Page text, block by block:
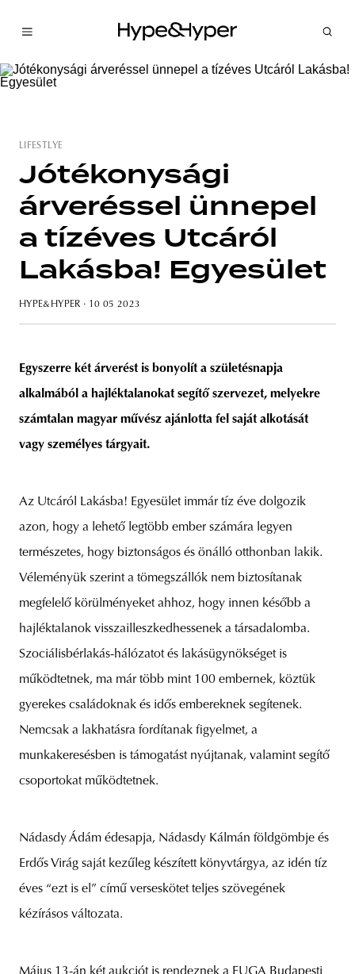
budapest poland
LIFESTLYE
Jótékonysági
árveréssel ünnepel
a tízéves Utcáról
Lakásba! Egyesület
HYPE&HYPER · 10 05 2023
Egyszerre két árverést is bonyolít a születésnapja
alkalmából a hajléktalanokat segítő szervezet, melyekre
számtalan magyar művész ajánlotta fel saját alkotását
vagy személyes tárgyait.
Az Utcáról Lakásba! Egyesület immár tíz éve dolgozik
azon, hogy a lehető legtöbb ember számára legyen
természetes, hogy biztonságos és önálló otthonban lakik.
Véleményük szerint a tömegszállók nem biztosítanak
megfelelő körülményeket ahhoz, hogy innen később a
hajléktalanok visszailleszkedhessenek a társadalomba.
Szociálisbérlakás-hálózatot és lakásügynökséget is
működtetnek, ma már több mint 100 embernek, köztük
gyerekes családoknak és idős embereknek segítenek.
Nemcsak a lakhatásra fordítanak figyelmet, a
munkakeresésben is támogatást nyújtanak, valamint segítő
csoportokat működtetnek.
Nádasdy Ádám édesapja, Nádasdy Kálmán földgömbje és
Erdős Virág saját kezűleg készített könyvtárgya, az idén tíz
éves “ezt is el” című verseskötet teljes szövegének
kézírásos változata.